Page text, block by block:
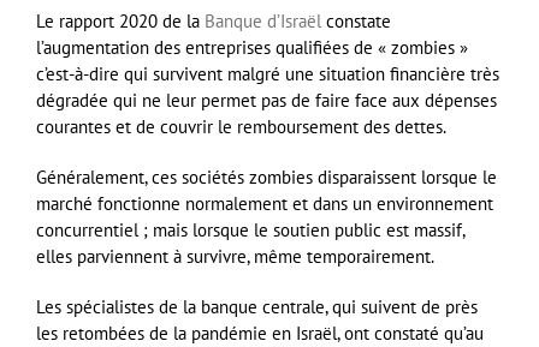
Le rapport 2020 de la Banque d’Israël constate
l’augmentation des entreprises qualifiées de « zombies »
c’est-à-dire qui survivent malgré une situation financière très
dégradée qui ne leur permet pas de faire face aux dépenses
courantes et de couvrir le remboursement des dettes.
Généralement, ces sociétés zombies disparaissent lorsque le
marché fonctionne normalement et dans un environnement
concurrentiel ; mais lorsque le soutien public est massif,
elles parviennent à survivre, même temporairement.
Les spécialistes de la banque centrale, qui suivent de près
les retombées de la pandémie en Israël, ont constaté qu’au